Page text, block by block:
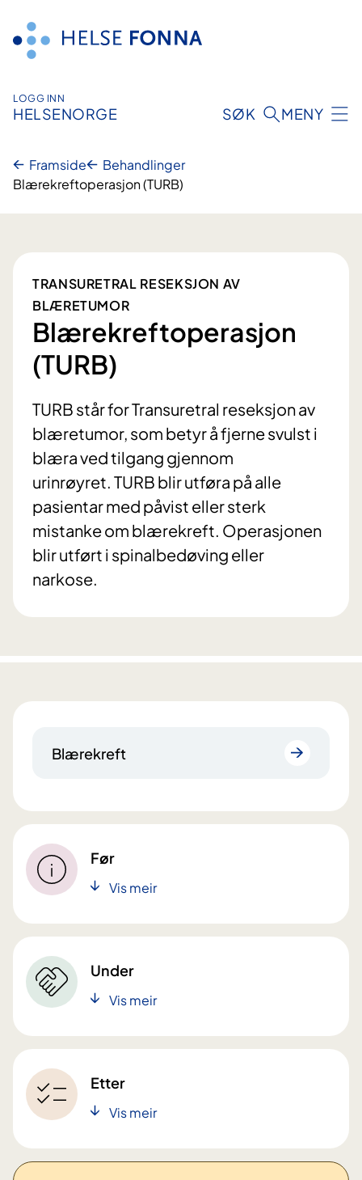
innhald
LOGG INN
HELSENORGE SØK MENY
Framside
Behandlinger
Blærekreftoperasjon (TURB)
TRANSURETRAL RESEKSJON AV
BLÆRETUMOR
Blærekreftoperasjon
(TURB)
TURB står for Transuretral reseksjon av
blæretumor, som betyr å fjerne svulst i
blæra ved tilgang gjennom
urinrøyret. TURB blir utføra på alle
pasientar med påvist eller sterk
mistanke om blærekreft. Operasjonen
blir utført i spinalbedøving eller
narkose.
Blærekreft
Før
Vis meir
Under
Vis meir
Etter
Vis meir